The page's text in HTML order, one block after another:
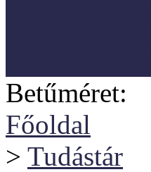
Betűméret:
Főoldal
> Tudástár